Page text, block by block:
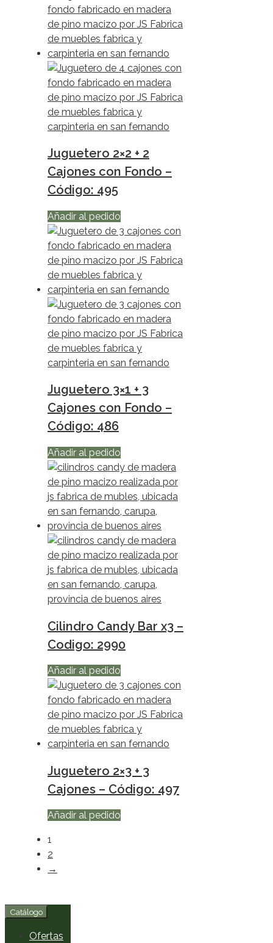
Juguetero 2×2 + 2
Cajones con Fondo –
Código: 495
Añadir al pedido
Juguetero 3×1 + 3
Cajones con Fondo –
Código: 486
Añadir al pedido
Cilindro Candy Bar x3 –
Codigo: 2990
Añadir al pedido
Juguetero 2×3 + 3
Cajones – Código: 497
Añadir al pedido
1
2
→
Catálogo
Ofertas